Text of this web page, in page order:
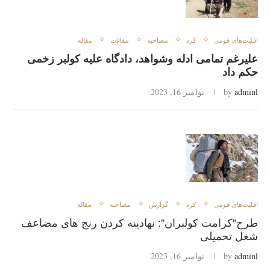
اقلیت‌های قومی کرد مصاحبه مقالات مقاله
علیرغم تمامی ادله‌ وشواهد، دادگاه‌ علیه‌ کولبر زخمی
حکم داد
by adminl نوامبر 16, 2023
اقلیت‌های قومی کرد گزارش‌ مصاحبه مقاله
طرح”کرامت کولبران”: نهادینه‌ کردن رنج های مضاعف
شغل تحمیلی
by adminl نوامبر 16, 2023